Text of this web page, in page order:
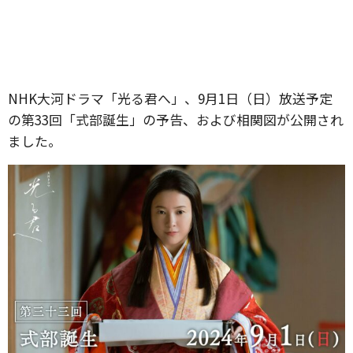
NHK大河ドラマ「光る君へ」、9月1日（日）放送予定
の第33回「式部誕生」の予告、および相関図が公開され
ました。